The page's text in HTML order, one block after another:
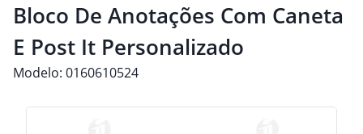
Bloco De Anotações Com Caneta
E Post It Personalizado
Modelo: 0160610524